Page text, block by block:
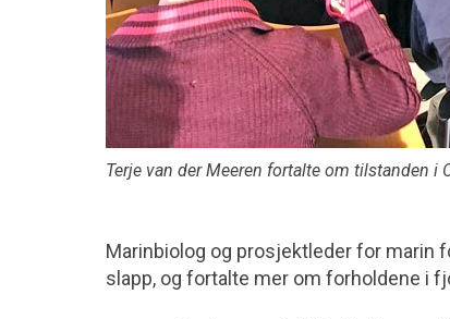
Terje van der Meeren fortalte om tilstanden i
Marinbiolog og prosjektleder for marin
slapp, og fortalte mer om forholdene i